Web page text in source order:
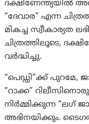
ദക്ഷിണേന്ത്യയിൽ
“ദേവാര” എന്ന
മികച്ച സ്വീകാര്യത
ചിത്രത്തിലൂടെ,
വർദ്ധിച്ചു.
“പെഡ്ഡി”ക്ക് പുറമേ,
“റാക്ക”
നിർമ്മിക്കുന്ന “ലഗ്
അഭിനയിക്കും.